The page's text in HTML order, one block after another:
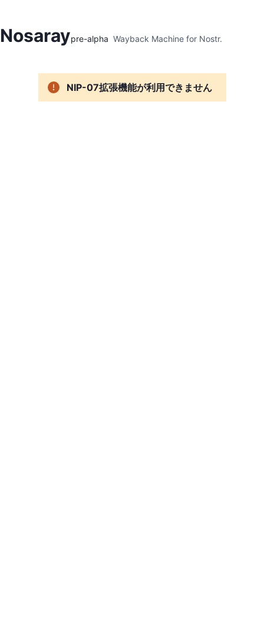
Nosaraypre-alpha Wayback Machine for Nostr.
NIP-07拡張機能が利用できません